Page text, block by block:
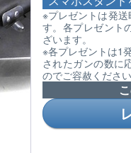
※プレゼントは発
す。各プレゼント
ざいます。
※各プレゼントは1
されたガンの数に
のでご容赦ください